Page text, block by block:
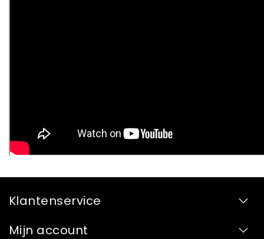
Klantenservice
Mijn account